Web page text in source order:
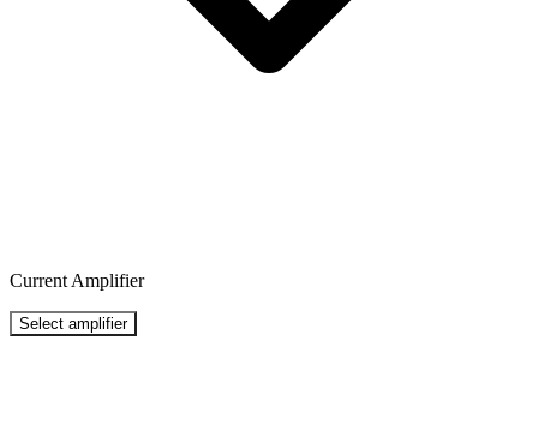
Current Amplifier
Select amplifier